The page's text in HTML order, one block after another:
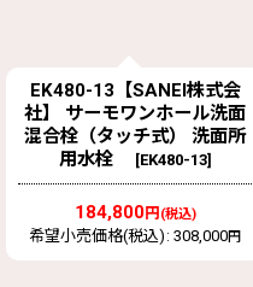
EK480-13【SANEI株式会
社】 サーモワンホール洗面
混合栓（タッチ式） 洗面所
用水栓
[EK480-13]
184,800円 (税込)
希望小売価格(税込) : 308,000円